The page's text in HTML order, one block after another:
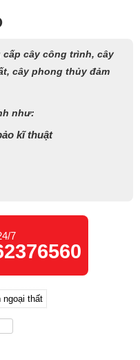
cây công trình, cây
cây phong thủy đảm
như:
kĩ thuật
7
ngoại thất